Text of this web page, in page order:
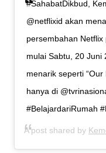
#SahabatDikbud,
@netflixid akan
persembahan
mulai Sabtu, 20 Juni
menarik seperti “Our
hanya di
#BelajardariRumah
A post shared by